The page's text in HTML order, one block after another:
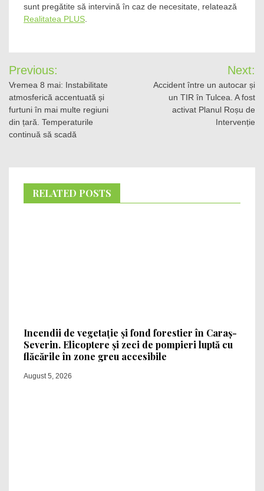
sunt pregătite să intervină în caz de necesitate, relatează
Realitatea PLUS
Post
navigation
Previous:
Vremea 8 mai: Instabilitate
atmosferică accentuată și
furtuni în mai multe regiuni
din țară. Temperaturile
continuă să scadă
Next:
Accident între un autocar și
un TIR în Tulcea. A fost
activat Planul Roșu de
Intervenție
RELATED POSTS
Incendii de vegetație și fond forestier în Caraș-
Severin. Elicoptere și zeci de pompieri luptă cu
flăcările în zone greu accesibile
August 5, 2026